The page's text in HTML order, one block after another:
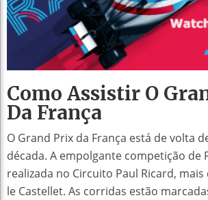
Como Assistir O
Da França
O Grand Prix da França está de volta
década. A empolgante competição de
realizada no Circuito Paul Ricard,
le Castellet. As corridas estão